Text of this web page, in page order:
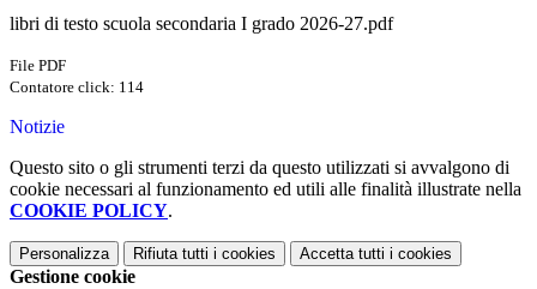
libri di testo scuola secondaria I grado 2026-27.pdf
File PDF
Contatore click: 114
Notizie
Questo sito o gli strumenti terzi da questo utilizzati si avvalgono di
cookie necessari al funzionamento ed utili alle finalità illustrate nella
COOKIE POLICY.
Personalizza Rifiuta tutti i cookies Accetta tutti i cookies
Gestione cookie